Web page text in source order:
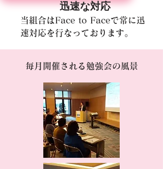
迅速な対応
当組合はFace to Faceで常に迅
速対応を行なっております。
毎月開催される勉強会の風景